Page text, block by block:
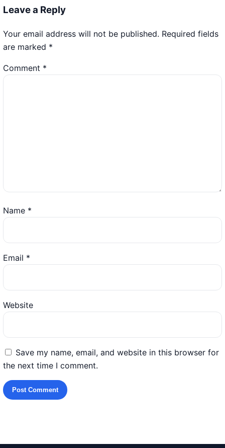
Leave a Reply
Your email address will not be published. Required fields
are marked *
Comment *
Name *
Email *
Website
Save my name, email, and website in this browser for
the next time I comment.